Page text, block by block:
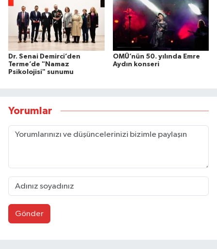
Dr. Senai Demirci’den
Terme’de "Namaz
Psikolojisi" sunumu
OMÜ’nün 50. yılında Emre
Aydın konseri
Yorumlar
Gönder